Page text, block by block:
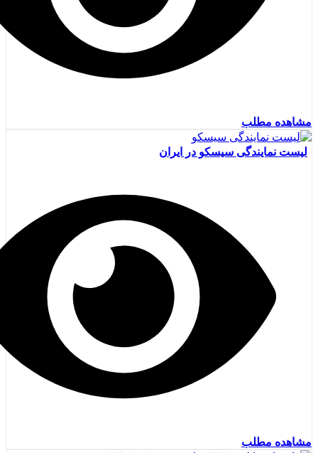
مشاهده مطلب
لیست نمایندگی سیسکو در ایران
مشاهده مطلب